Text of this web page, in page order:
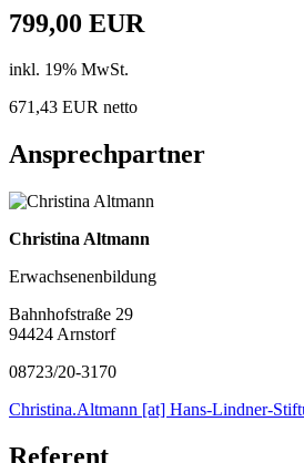
799,00 EUR
inkl. 19% MwSt.
671,43 EUR netto
Ansprechpartner
Christina Altmann
Erwachsenenbildung
Bahnhofstraße 29
94424 Arnstorf
08723/20-3170
Christina.Altmann [at] Hans-Lindner-
Referent